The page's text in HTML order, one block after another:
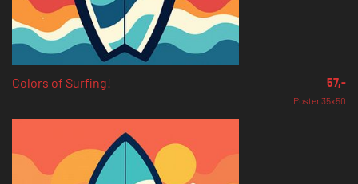
Colors of Surfing! 57,-
Poster 35x50